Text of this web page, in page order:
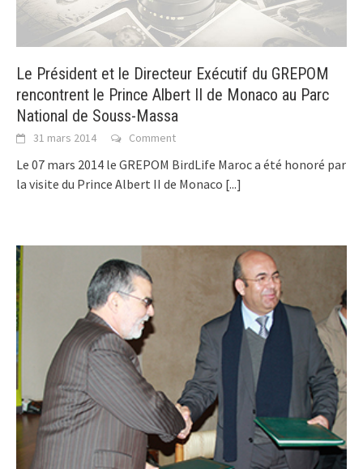
Le Président et le Directeur Exécutif du GREPOM
rencontrent le Prince Albert II de Monaco au Parc
National de Souss-Massa
31 mars 2014 Comment
Le 07 mars 2014 le GREPOM BirdLife Maroc a été honoré par
la visite du Prince Albert II de Monaco [...]